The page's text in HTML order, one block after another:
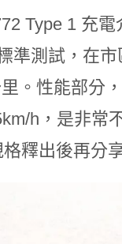
Type 1 充
準測試，在
。性能部分
h，是非常
釋出後再分